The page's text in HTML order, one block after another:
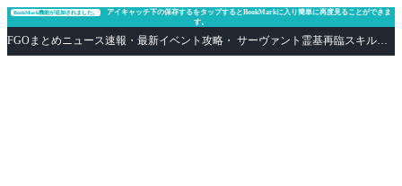
BookMark機能が追加されました。
アイキャッチ下の保存するをタップするとBookMarkに入り簡単に再度見ることができま
す。
FGOまとめニュース速報・最新イベント攻略・ サーヴァント霊基再臨スキル性能評価まとめ Fate/Grand Order